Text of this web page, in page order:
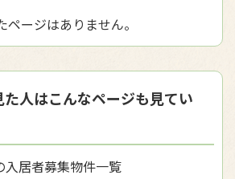
ージはありません。
人はこんなページも見てい
入居者募集物件一覧